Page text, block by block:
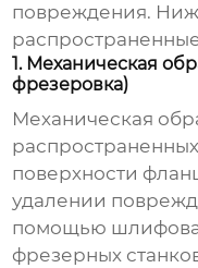
повреждения.
1. Механическая
фрезеровка)
Механическая
поверхности
удалении
помощью
фрезерных